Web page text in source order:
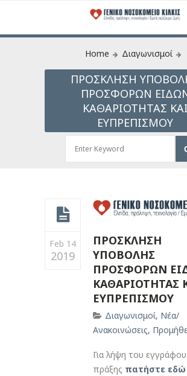
Home Διαγωνισμοί
ΠΡΟΣΚΛΗΣΗ
ΠΡΟΣΦΟΡΩΝ
ΚΑΘΑΡΙΟΤΗΤΑΣ ΚΑΙ
ΕΥΠΡΕΠΙΣΜΟΥ
Feb 14
2019
ΠΡΟΣΚΛΗΣΗ
ΥΠΟΒΟΛΗΣ
ΠΡΟΣΦΟΡΩΝ
ΚΑΘΑΡΙΟΤΗΤΑΣ
ΕΥΠΡΕΠΙΣΜΟΥ
Διαγωνισμοί, Νέα/
Ανακοινώσεις,
Για λήψη του
πράξης πατήστε εδώ